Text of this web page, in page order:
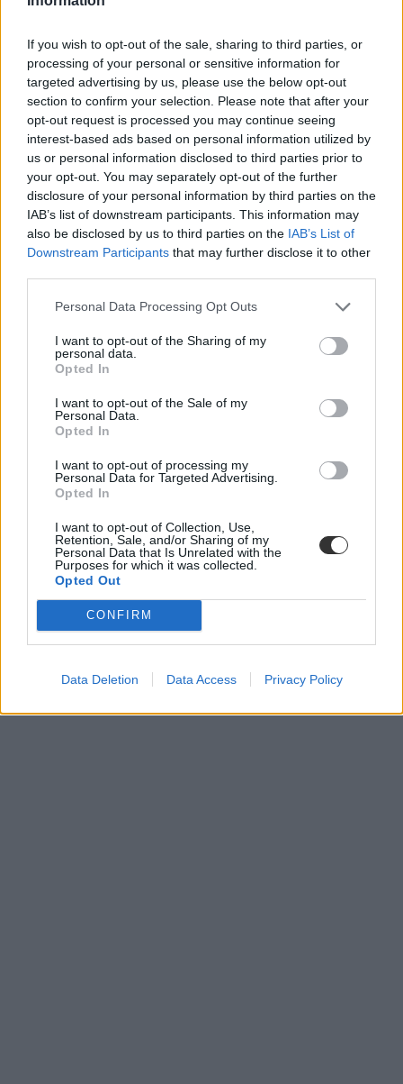
If you wish to opt-out of the sale, sharing to third parties, or
processing of your personal or sensitive information for
targeted advertising by us, please use the below opt-out
section to confirm your selection. Please note that after your
opt-out request is processed you may continue seeing
interest-based ads based on personal information utilized by
us or personal information disclosed to third parties prior to
your opt-out. You may separately opt-out of the further
disclosure of your personal information by third parties on the
IAB’s list of downstream participants. This information may
also be disclosed by us to third parties on the IAB’s List of
Downstream Participants that may further disclose it to other
Personal Data Processing Opt Outs
I want to opt-out of the Sharing of my
personal data.
Opted In
I want to opt-out of the Sale of my
Personal Data.
Opted In
I want to opt-out of processing my
Personal Data for Targeted Advertising.
Opted In
I want to opt-out of Collection, Use,
Retention, Sale, and/or Sharing of my
Personal Data that Is Unrelated with the
Purposes for which it was collected.
Opted Out
CONFIRM
Data Deletion Data Access Privacy Policy
felsőoktatás, a közoktatás, a nyelvoktatás és a felnőttképzés
belföld
középiskolai felvételi 2019
központi felvételi 2019
ideiglenes felvételi list
végleges felvételi lista